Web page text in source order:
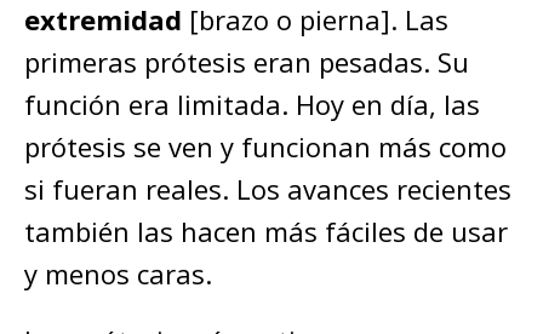
extremidad [brazo o pierna]. Las
primeras prótesis eran pesadas. Su
función era limitada. Hoy en día, las
prótesis se ven y funcionan más como
si fueran reales. Los avances recientes
también las hacen más fáciles de usar
y menos caras.